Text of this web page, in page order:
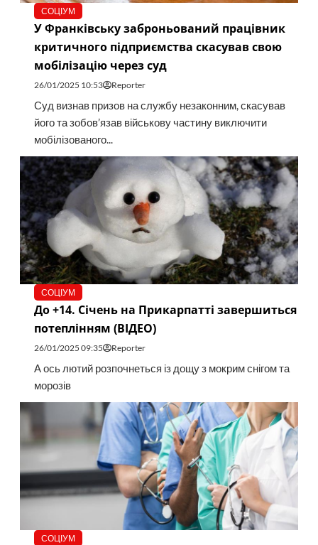
СОЦІУМ
У Франківську заброньований працівник
критичного підприємства скасував свою
мобілізацію через суд
26/01/2025 10:53 Reporter
Суд визнав призов на службу незаконним, скасував
його та зобов’язав військову частину виключити
мобілізованого...
СОЦІУМ
До +14. Січень на Прикарпатті завершиться
потеплінням (ВІДЕО)
26/01/2025 09:35 Reporter
А ось лютий розпочнеться із дощу з мокрим снігом та
морозів
СОЦІУМ